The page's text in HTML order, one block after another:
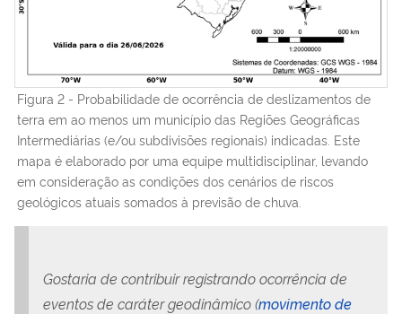
Figura 2 - Probabilidade de ocorrência de deslizamentos de
terra em ao menos um município das Regiões Geográficas
Intermediárias (e/ou subdivisões regionais) indicadas. Este
mapa é elaborado por uma equipe multidisciplinar, levando
em consideração as condições dos cenários de riscos
geológicos atuais somados à previsão de chuva.
Gostaria de contribuir registrando ocorrência de
eventos de caráter geodinâmico (movimento de